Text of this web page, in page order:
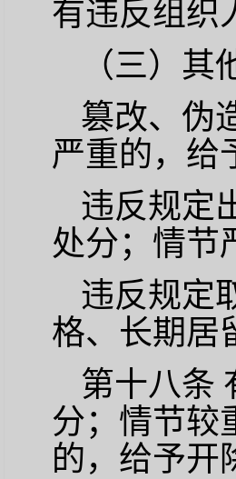
有违反组织
（三）
篡改、伪
严重的，给
违反规定
处分；情节
违反规定
格、长期居
第十八条
分；情节较
的，给予开